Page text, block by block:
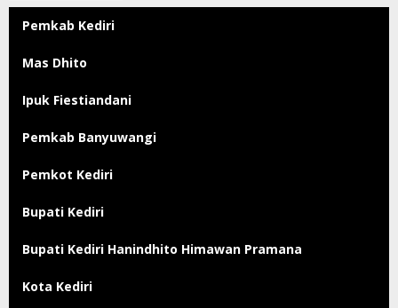
Pemkab Kediri
Mas Dhito
Ipuk Fiestiandani
Pemkab Banyuwangi
Pemkot Kediri
Bupati Kediri
Bupati Kediri Hanindhito Himawan Pramana
Kota Kediri